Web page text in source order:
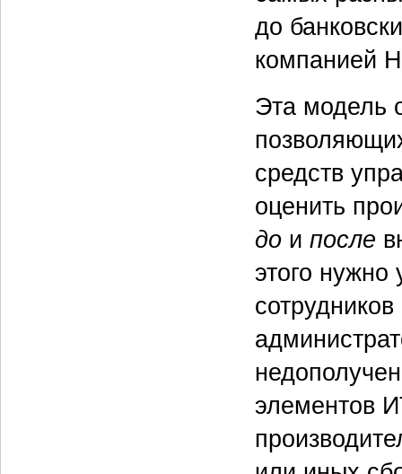
до
компанией
Эта модель
средств
оценить
до и после
этого нужно
элементов